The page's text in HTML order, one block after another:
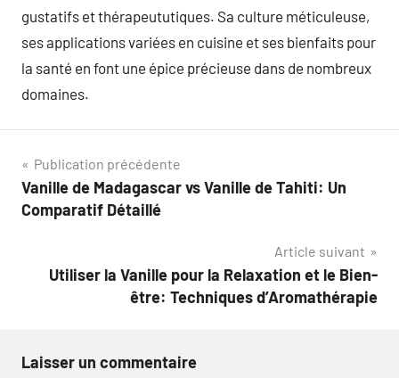
gustatifs et thérapeututiques. Sa culture méticuleuse,
ses applications variées en cuisine et ses bienfaits pour
la santé en font une épice précieuse dans de nombreux
domaines.
Navigation
de
Publication précédente
Vanille de Madagascar vs Vanille de Tahiti: Un
Comparatif Détaillé
Article suivant
Utiliser la Vanille pour la Relaxation et le Bien-
être: Techniques d’Aromathérapie
Laisser un commentaire